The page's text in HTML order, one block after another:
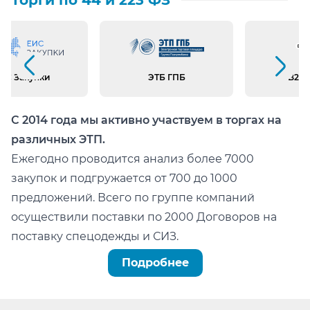
Закупки ЭТБ ГПБ B2B
Предыдущий слайд
Следующий слайд
С 2014 года мы активно участвуем в торгах на
различных ЭТП.
Ежегодно проводится анализ более 7000
закупок и подгружается от 700 до 1000
предложений. Всего по группе компаний
осуществили поставки по 2000 Договоров на
поставку спецодежды и СИЗ.
Можно легко проверить тот факт, что мы:
не состоим в реестре недобросовестных
Подробнее